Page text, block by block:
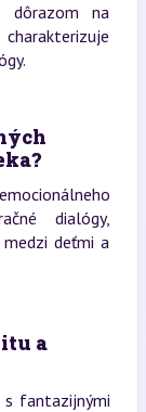
dôrazom na
dialógy,
deťmi a
a
s fantazijnými